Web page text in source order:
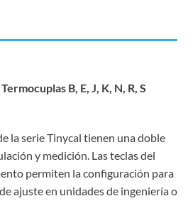
B, E, J, K, N, R, S
la serie Tinycal tienen una doble
y medición. Las teclas del
permiten la configuración para
ajuste en unidades de ingeniería o